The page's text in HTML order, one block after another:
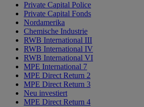
Private Capital Police
Private Capital Fonds
Nordamerika
Chemische Industrie
RWB International III
RWB International IV
RWB International VI
MPE International 7
MPE Direct Return 2
MPE Direct Return 3
Neu investiert
MPE Direct Return 4